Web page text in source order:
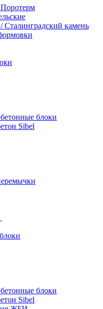
Сталинградский камень
блоки
Sibel
блоки
Sibel